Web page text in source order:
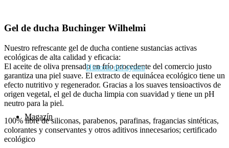
Historia del ayuno
Magazín
Gel de ducha Buchinger Wilhelmi
Nuestro refrescante gel de ducha contiene sustancias activas
ecológicas de alta calidad y eficacia:
El aceite de oliva prensado en frío procedente del comercio justo
garantiza una piel suave. El extracto de equinácea ecológico tiene un
efecto nutritivo y regenerador. Gracias a los suaves tensioactivos de
origen vegetal, el gel de ducha limpia con suavidad y tiene un pH
neutro para la piel.
100% libre de siliconas, parabenos, parafinas, fragancias sintéticas,
colorantes y conservantes y otros aditivos innecesarios; certificado
ecológico